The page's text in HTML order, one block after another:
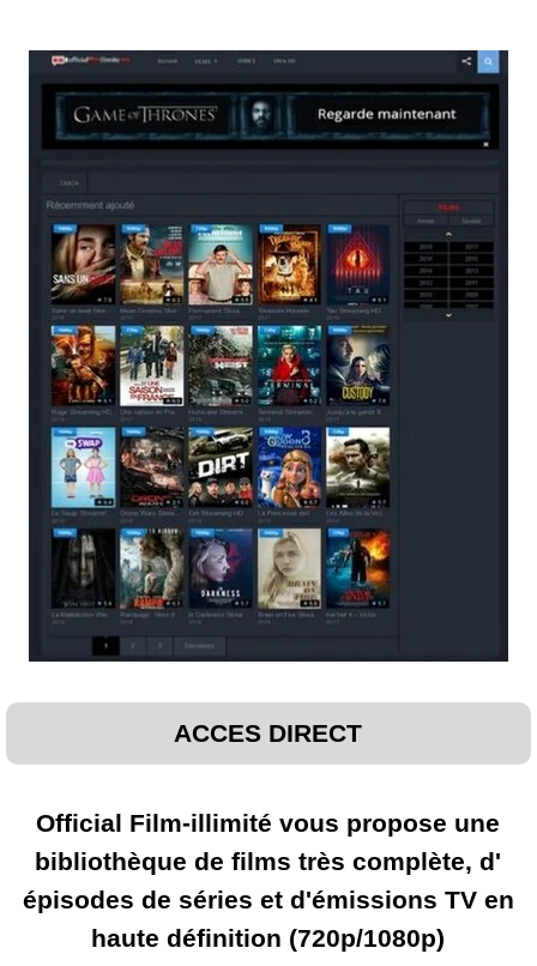
ACCES DIRECT
Official Film-illimité vous propose une
bibliothèque de films très complète, d'
épisodes de séries et d'émissions TV en
haute définition (720p/1080p)